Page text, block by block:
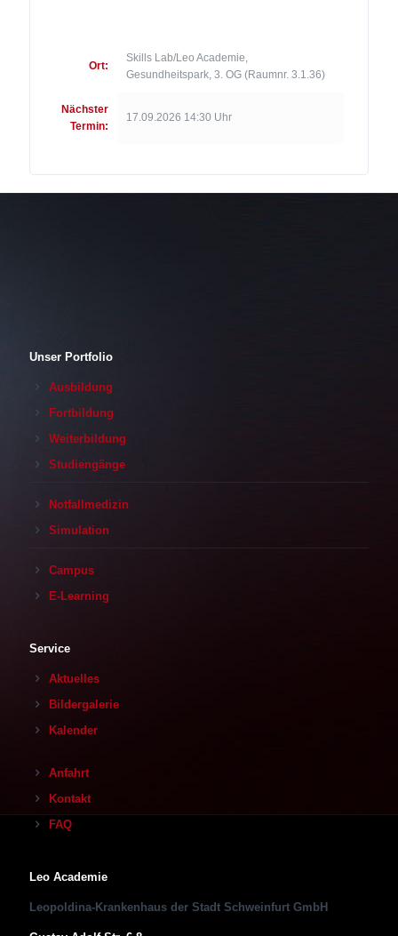
Ort:
Skills Lab/Leo Academie,
Gesundheitspark, 3. OG (Raumnr. 3.1.36)
Nächster
Termin:
17.09.2026 14:30 Uhr
Unser Portfolio
Ausbildung
Fortbildung
Weiterbildung
Studiengänge
Notfallmedizin
Simulation
Campus
E-Learning
Service
Aktuelles
Bildergalerie
Kalender
Anfahrt
Kontakt
FAQ
Leo Academie
Leopoldina-Krankenhaus der Stadt Schweinfurt GmbH